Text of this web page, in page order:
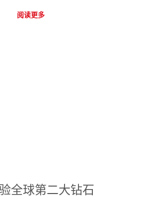
阅读更多
全球第二大钻石